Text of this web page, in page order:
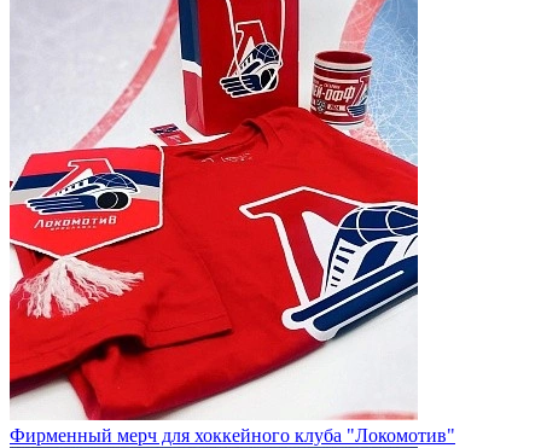
Фирменный мерч для хоккейного клуба "Локомотив"